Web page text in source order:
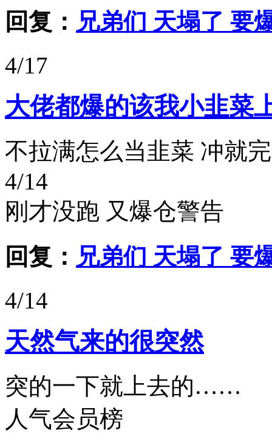
回复： 兄弟们 天塌了 要
4/17
大佬都爆的该我小韭菜
不拉满怎么当韭菜 冲就
4/14
刚才没跑 又爆仓警告
回复： 兄弟们 天塌了 要
4/14
天然气来的很突然
突的一下就上去的……
人气会员榜